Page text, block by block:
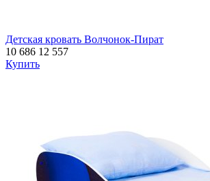
Детская кровать Волчонок-Пират
10 686 12 557
Купить